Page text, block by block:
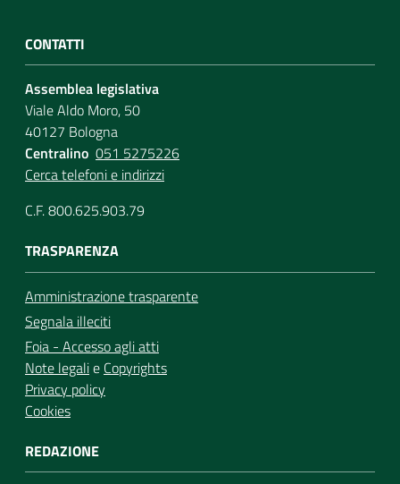
Argomenti
Per i media
Per i cittadini
CONTATTI
Assemblea legislativa
Viale Aldo Moro, 50
40127 Bologna
Centralino 051 5275226
Cerca telefoni e indirizzi
C.F. 800.625.903.79
TRASPARENZA
Amministrazione trasparente
Segnala illeciti
Foia - Accesso agli atti
Note legalie Copyrights
Privacy policy
Cookies
REDAZIONE